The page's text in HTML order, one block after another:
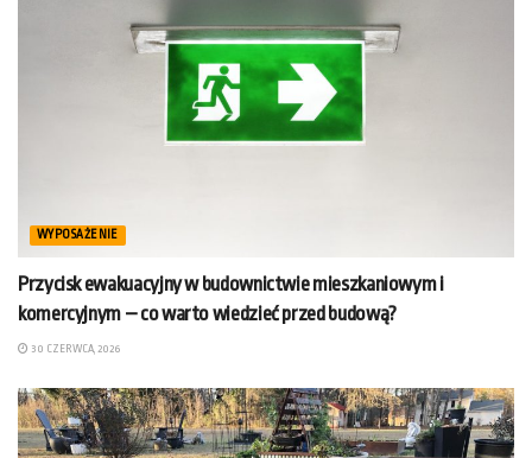
WYPOSAŻENIE
Przycisk ewakuacyjny w budownictwie mieszkaniowym i
komercyjnym – co warto wiedzieć przed budową?
30 CZERWCA, 2026